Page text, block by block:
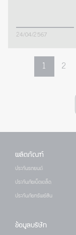
24/04/2567
1 2
ผลิตภัณฑ์
ประกันรถยนต์
ประกันภัยเบ็ดเตล็ด
ประกันภัยทรัพย์สิน
ข้อมูลบริษัท